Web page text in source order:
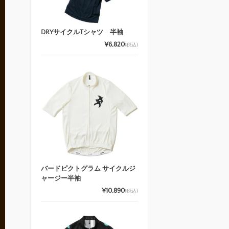
DRYサイクルTシャツ 半袖
¥6,820(税込)
バードピクトグラム サイクルジ
ャージー半袖
¥10,890(税込)